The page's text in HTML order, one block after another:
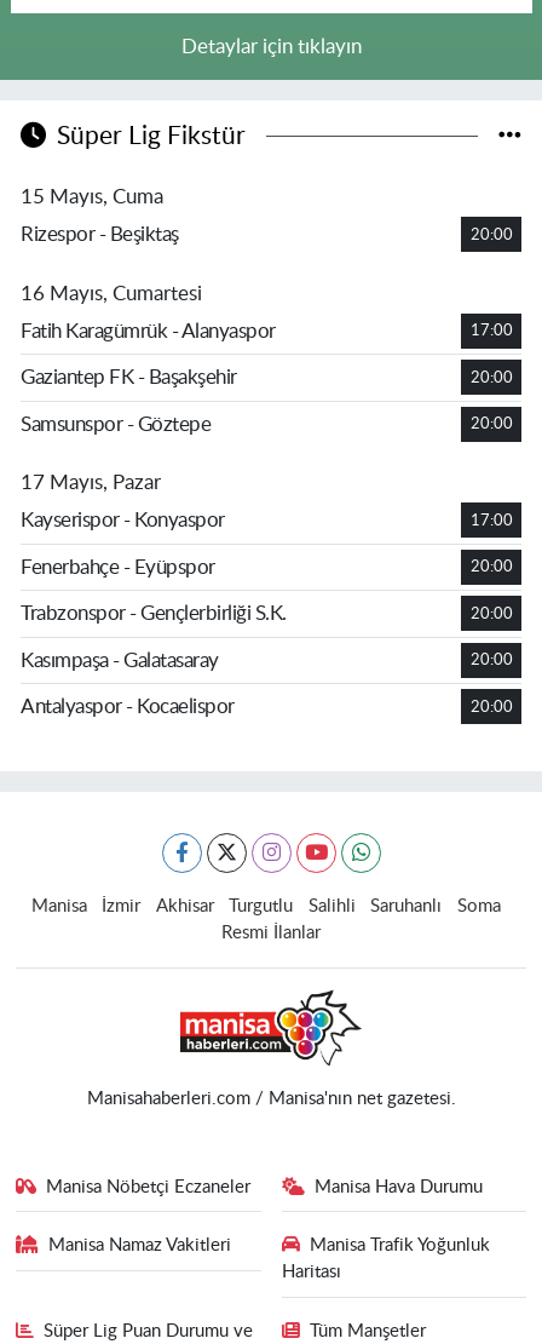
Detaylar için tıklayın
Süper Lig Fikstür
15 Mayıs, Cuma
Rizespor - Beşiktaş
20:00
16 Mayıs, Cumartesi
Fatih Karagümrük - Alanyaspor
17:00
Gaziantep FK - Başakşehir 20:00
Samsunspor - Göztepe 20:00
17 Mayıs, Pazar
Kayserispor - Konyaspor
17:00
Fenerbahçe - Eyüpspor 20:00
Trabzonspor - Gençlerbirliği S.K. 20:00
Kasımpaşa - Galatasaray 20:00
Antalyaspor - Kocaelispor 20:00
Manisa İzmir Akhisar Turgutlu Salihli Saruhanlı
Soma
Resmi İlanlar
Manisahaberleri.com / Manisa'nın net gazetesi.
Manisa Nöbetçi Eczaneler Manisa Hava Durumu
Manisa Namaz Vakitleri
Manisa Trafik Yoğunluk
Haritası
Süper Lig Puan Durumu ve Tüm Manşetler